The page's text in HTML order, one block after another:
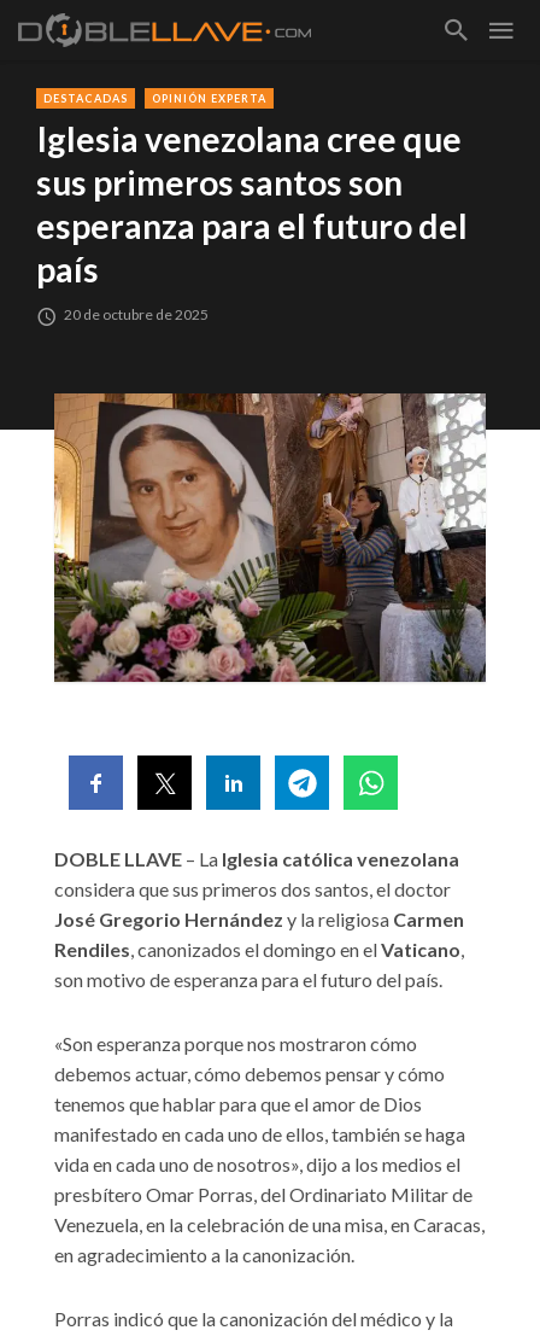
DESTACADAS OPINIÓN EXPERTA
Iglesia venezolana cree que
sus primeros santos son
esperanza para el futuro del
país
20 de octubre de 2025
DOBLE LLAVE – La Iglesia católica venezolana
considera que sus primeros dos santos, el doctor
José Gregorio Hernández y la religiosa Carmen
Rendiles, canonizados el domingo en elVaticano,
son motivo de esperanza para el futuro del país.
«Son esperanza porque nos mostraron cómo
debemos actuar, cómo debemos pensar y cómo
tenemos que hablar para que el amor de Dios
manifestado en cada uno de ellos, también se haga
vida en cada uno de nosotros», dijo a los medios el
presbítero Omar Porras, del Ordinariato Militar de
Venezuela, en la celebración de una misa, en Caracas,
en agradecimiento a la canonización.
Porras indicó que la canonización del médico y la